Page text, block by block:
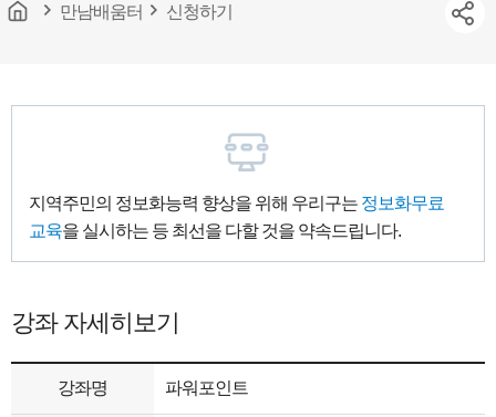
튼
수
청
만남배움터 신청하기
지역주민의 정보화능력 향상을 위해 우리구는 정보화무료
교육을 실시하는 등 최선을 다할 것을 약속드립니다.
강좌 자세히보기
강좌명 파워포인트